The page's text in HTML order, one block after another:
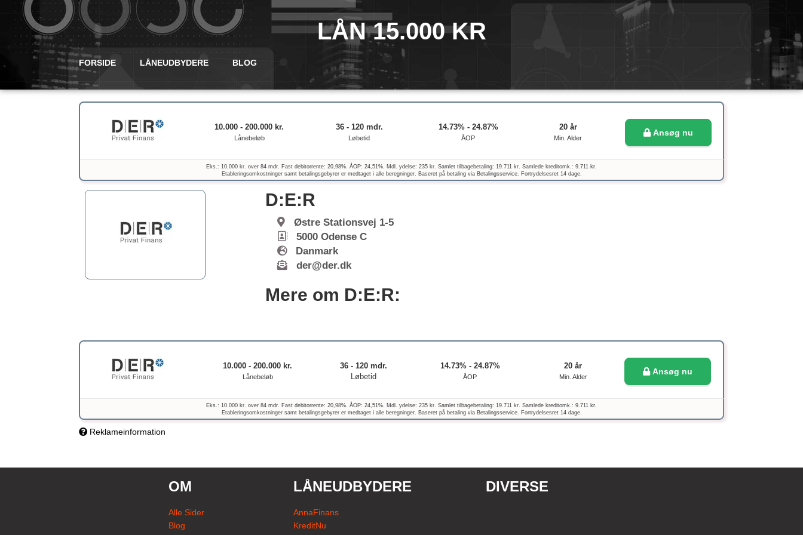
LÅN 15.000 KR
FORSIDE LÅNEUDBYDERE BLOG
10.000 - 200.000 kr.
Lånebeløb
36 - 120 mdr.
Løbetid
14.73% - 24.87%
ÅOP
20 år
Min. Alder
Ansøg nu
Eks.: 10.000 kr. over 84 mdr. Fast debitorrente: 20,98%. ÅOP: 24,51%. Mdl. ydelse: 235 kr. Samlet tilbagebetaling: 19.711 kr. Samlede kreditomk.: 9.711 kr.
Etableringsomkostninger samt betalingsgebyrer er medtaget i alle beregninger. Baseret på betaling via Betalingsservice. Fortrydelsesret 14 dage.
D:E:R
Østre Stationsvej 1-5
5000 Odense C
Danmark
der@der.dk
Mere om D:E:R:
10.000 - 200.000 kr.
Lånebeløb
36 - 120 mdr.
Løbetid
14.73% - 24.87%
ÅOP
20 år
Min. Alder
Ansøg nu
Eks.: 10.000 kr. over 84 mdr. Fast debitorrente: 20,98%. ÅOP: 24,51%. Mdl. ydelse: 235 kr. Samlet tilbagebetaling: 19.711 kr. Samlede kreditomk.: 9.711 kr.
Etableringsomkostninger samt betalingsgebyrer er medtaget i alle beregninger. Baseret på betaling via Betalingsservice. Fortrydelsesret 14 dage.
Reklameinformation
OM
Alle Sider
Blog
LÅNEUDBYDERE
AnnaFinans
KreditNu
DIVERSE